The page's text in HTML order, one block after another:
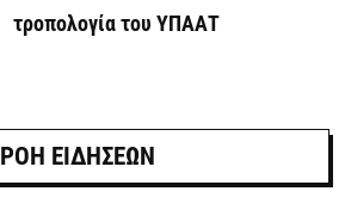
τροπολογία του ΥΠΑΑΤ
ΡΟΗ ΕΙΔΗΣΕΩΝ